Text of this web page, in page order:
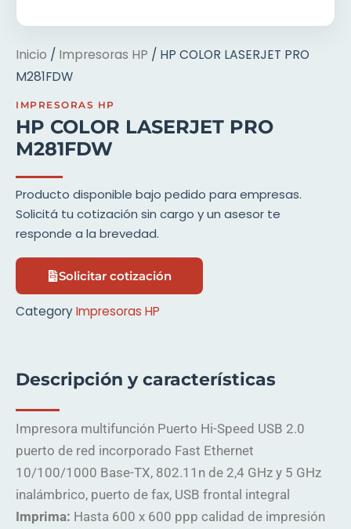
Inicio / Impresoras HP / HP COLOR LASERJET PRO
M281FDW
IMPRESORAS HP
HP COLOR LASERJET PRO
M281FDW
Producto disponible bajo pedido para empresas.
Solicitá tu cotización sin cargo y un asesor te
responde a la brevedad.
Solicitar cotización
CategoryImpresoras HP
Descripción y características
Impresora multifunción Puerto Hi-Speed USB 2.0
puerto de red incorporado Fast Ethernet
10/100/1000 Base-TX, 802.11n de 2,4 GHz y 5 GHz
inalámbrico, puerto de fax, USB frontal integral
Imprima: Hasta 600 x 600 ppp calidad de impresión